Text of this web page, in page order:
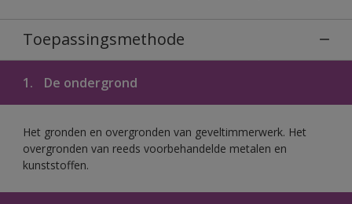
Toepassingsmethode
1. De ondergrond
Het gronden en overgronden van geveltimmerwerk. Het
overgronden van reeds voorbehandelde metalen en
kunststoffen.